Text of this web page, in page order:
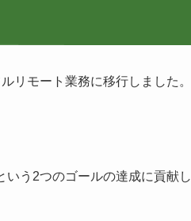
リモート業務に移行しました。
いう2つのゴールの達成に貢献し